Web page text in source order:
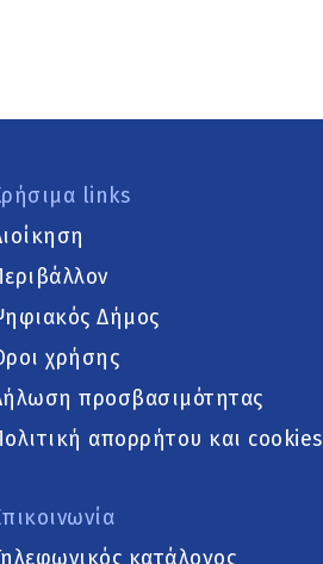
links
Δήμος
χρήσης
προσβασιμότητας
απορρήτου και cookies
κατάλογος